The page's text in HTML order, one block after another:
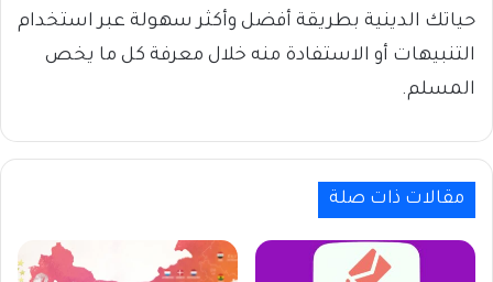
حياتك الدينية بطريقة أفضل وأكثر سهولة عبر استخدام
التنبيهات أو الاستفادة منه خلال معرفة كل ما يخص
المسلم.
مقالات ذات صلة